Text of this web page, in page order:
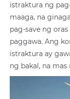
istraktura ng
maaga, na
pag-save ng
paggawa. Ang
istraktura ay
ng bakal, na